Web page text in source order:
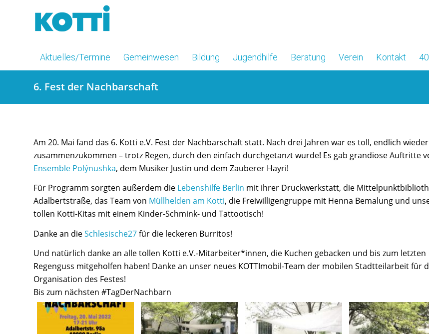
Aktuelles/Termine Gemeinwesen Bildung Jugendhilfe Beratung Verein Kontakt
6. Fest der Nachbarschaft
Am 20. Mai fand das 6. Kotti e.V. Fest der Nachbarschaft statt. Nach drei Jahren war es toll, endlich wieder
zusammenzukommen – trotz Regen, durch den einfach durchgetanzt wurde! Es gab grandiose Auftritte
Ensemble Polýnushka, dem Musiker Justin und dem Zauberer Hayri!
Für Programm sorgten außerdem die Lebenshilfe Berlin mit ihrer Druckwerkstatt, die
Adalbertstraße, das Team von Müllhelden am Kotti, die Freiwilligengruppe mit Henna Bemalung und
tollen Kotti-Kitas mit einem Kinder-Schmink- und Tattootisch!
Danke an dieSchlesische27für die leckeren Burritos!
Und natürlich danke an alle tollen Kotti e.V.-Mitarbeiter*innen, die Kuchen gebacken und bis zum letzten
Regenguss mitgeholfen haben! Danke an unser neues KOTTImobil-Team der mobilen Stadtteilarbeit für
Organisation des Festes!
Bis zum nächsten #TagDerNachbarn